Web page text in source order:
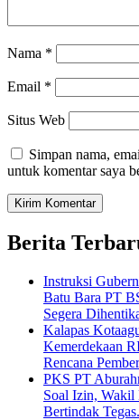
Nama *
Email *
Situs Web
Simpan nama,
untuk komentar saya
Berita
Instruksi
Batu Bara PT
Segera
Kalapas
Kemerdekaan
Rencana
PKS PT
Soal Izin,
Bertindak Tegas.